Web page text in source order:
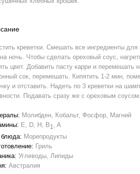
креветки. Смешать все ингредиенты
ночь. Чтобы сделать ореховый соус,
цвет. Добавить пасту карри и
сок, перемешать. Кипятить 1-2 мин,
и отставить. Надеть по 3 креветки на
Подавать сразу же с ореховым
Молибден, Кобальт, Фосфор, Магний
E, D, H, B1 , A
Морепродукты
Гриль
Углеводы, Липиды
Австралия